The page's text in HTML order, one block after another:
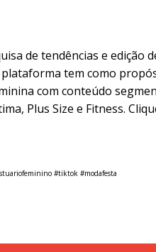
de tendências e edição
tem como
com conteúdo
Plus Size e Fitness.
#tiktok #modafesta